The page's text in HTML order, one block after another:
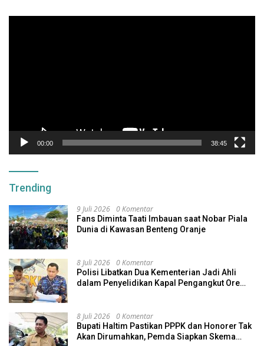
00:00 38:45
Trending
9 Juli 2026 0 Komentar
Fans Diminta Taati Imbauan saat Nobar Piala
Dunia di Kawasan Benteng Oranje
8 Juli 2026 0 Komentar
Polisi Libatkan Dua Kementerian Jadi Ahli
dalam Penyelidikan Kapal Pengangkut Ore
8 Juli 2026 0 Komentar
Bupati Haltim Pastikan PPPK dan Honorer Tak
Akan Dirumahkan, Pemda Siapkan Skema